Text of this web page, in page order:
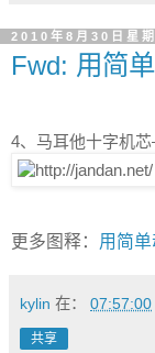
2010年8月30日星
Fwd: 用简
4、马耳他十字机
更多图释： 用简
kylin 在： 07:57:00
共享